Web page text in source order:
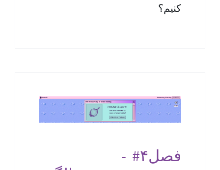
کنیم؟
فصل‎ #۴ -